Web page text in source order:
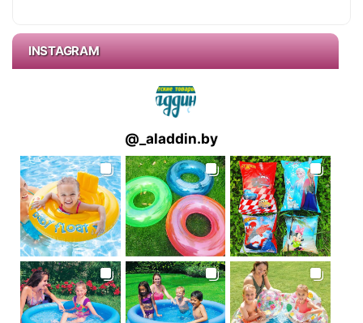
INSTAGRAM
@ _aladdin.by